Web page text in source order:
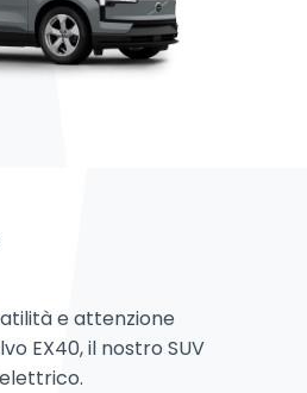
e attenzione
EX40, il nostro SUV